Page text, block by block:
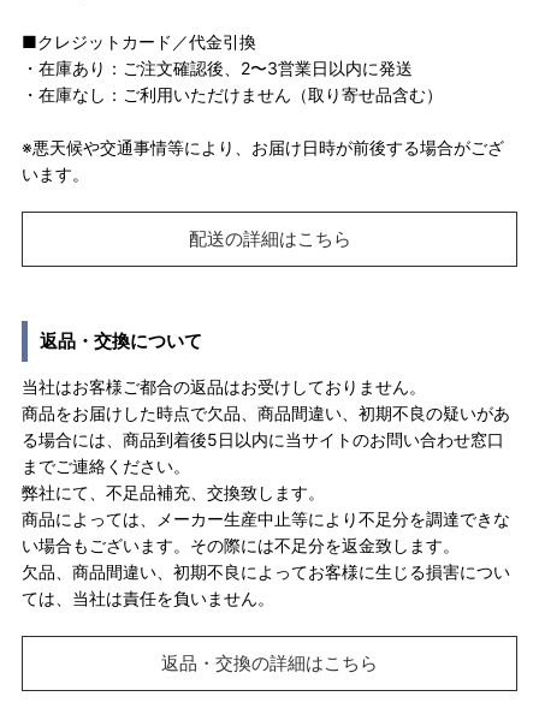
■クレジットカード／代金引換
・在庫あり：ご注文確認後、2〜3営業日以内に発送
・在庫なし：ご利用いただけません（取り寄せ品含む）
※悪天候や交通事情等により、お届け日時が前後する場合がござ
います。
配送の詳細はこちら
返品・交換について
当社はお客様ご都合の返品はお受けしておりません。
商品をお届けした時点で欠品、商品間違い、初期不良の疑いがあ
る場合には、商品到着後5日以内に当サイトのお問い合わせ窓口
までご連絡ください。
弊社にて、不足品補充、交換致します。
商品によっては、メーカー生産中止等により不足分を調達できな
い場合もございます。その際には不足分を返金致します。
欠品、商品間違い、初期不良によってお客様に生じる損害につい
ては、当社は責任を負いません。
返品・交換の詳細はこちら